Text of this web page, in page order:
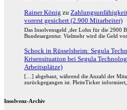
Rainer König zu
vorerst gesichert (2.900 Mitarbeiter)
Das Insolvensgeld ,der Lohn für die 2900
Bundesargentur. Vielmehr wird die Geld
Schock in Rüsselsheim: Segula
Krisensituation bei Segula
Arbeitsplätze)
[…] abgebaut, während die Anzahl der
zurückgegangen ist. PleiteTicker
Insolvenz-Archiv